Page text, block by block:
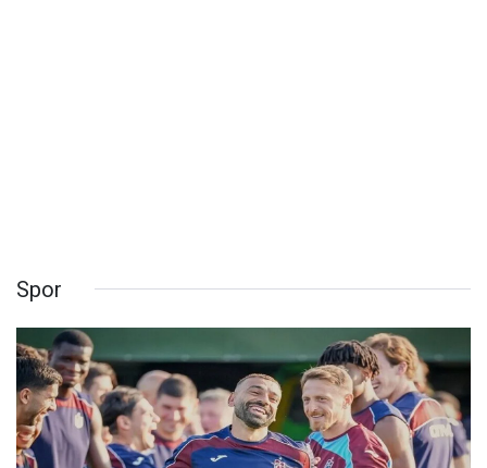
Spor